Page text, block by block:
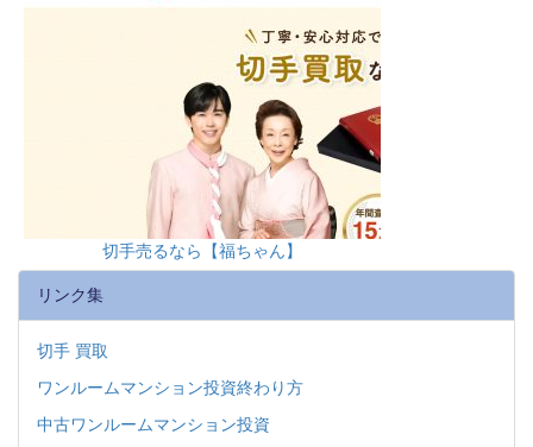
切手売るなら【福ちゃん】
リンク集
切手 買取
ワンルームマンション投資終わり方
中古ワンルームマンション投資